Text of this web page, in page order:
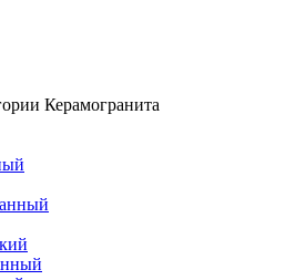
Керамогранита